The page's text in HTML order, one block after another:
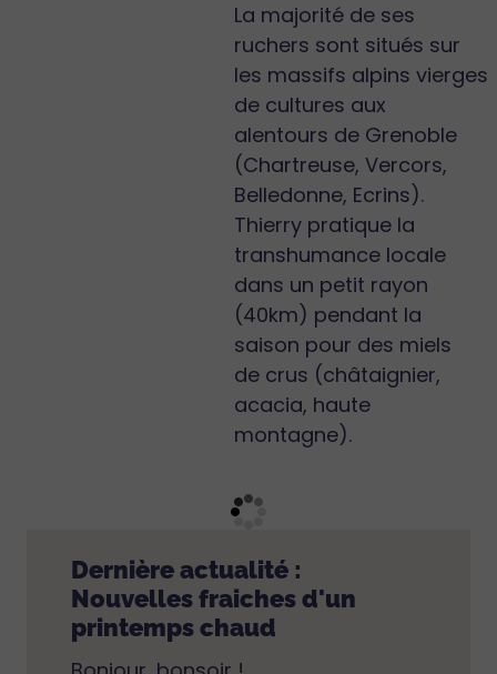
La majorité de ses
ruchers sont situés sur
les massifs alpins vierges
de cultures aux
alentours de Grenoble
(Chartreuse, Vercors,
Belledonne, Ecrins).
Thierry pratique la
transhumance locale
dans un petit rayon
(40km) pendant la
saison pour des miels
de crus (châtaignier,
acacia, haute
montagne).
Dernière actualité :
Nouvelles fraiches d'un
printemps chaud